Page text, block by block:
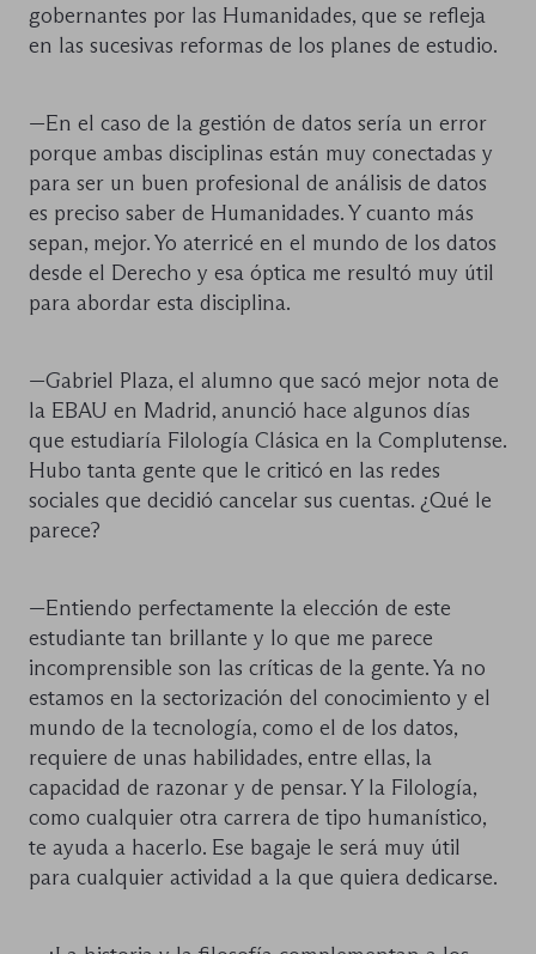
gobernantes por las Humanidades, que se refleja
en las sucesivas reformas de los planes de estudio.
—En el caso de la gestión de datos sería un error
porque ambas disciplinas están muy conectadas y
para ser un buen profesional de análisis de datos
es preciso saber de Humanidades. Y cuanto más
sepan, mejor. Yo aterricé en el mundo de los datos
desde el Derecho y esa óptica me resultó muy útil
para abordar esta disciplina.
—Gabriel Plaza, el alumno que sacó mejor nota de
la EBAU en Madrid, anunció hace algunos días
que estudiaría Filología Clásica en la Complutense.
Hubo tanta gente que le criticó en las redes
sociales que decidió cancelar sus cuentas. ¿Qué le
parece?
—Entiendo perfectamente la elección de este
estudiante tan brillante y lo que me parece
incomprensible son las críticas de la gente. Ya no
estamos en la sectorización del conocimiento y el
mundo de la tecnología, como el de los datos,
requiere de unas habilidades, entre ellas, la
capacidad de razonar y de pensar. Y la Filología,
como cualquier otra carrera de tipo humanístico,
te ayuda a hacerlo. Ese bagaje le será muy útil
para cualquier actividad a la que quiera dedicarse.